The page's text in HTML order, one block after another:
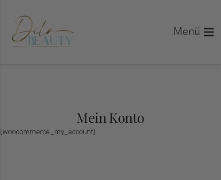
Menü
Mein Konto
[woocommerce_my_account]